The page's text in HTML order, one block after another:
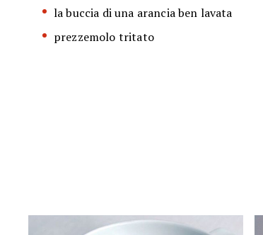
la buccia di una arancia ben lavata
prezzemolo tritato